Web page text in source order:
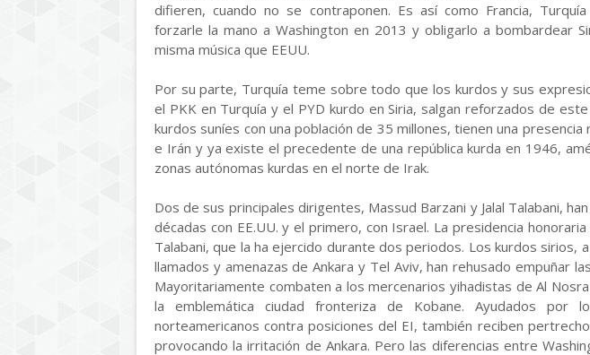
difieren, cuando no se contraponen. Es así como Francia,
forzarle la mano a Washington en 2013 y obligarlo a bombardear
misma música que EEUU.
Por su parte, Turquía teme sobre todo que los kurdos y sus
el PKK en Turquía y el PYD kurdo en Siria, salgan reforzados de
kurdos suníes con una población de 35 millones, tienen una presencia
e Irán y ya existe el precedente de una república kurda en 1946,
zonas autónomas kurdas en el norte de Irak.
Dos de sus principales dirigentes, Massud Barzani y Jalal Talabani,
décadas con EE.UU. y el primero, con Israel. La presidencia
Talabani, que la ha ejercido durante dos periodos. Los kurdos sirios,
llamados y amenazas de Ankara y Tel Aviv, han rehusado empuñar
Mayoritariamente combaten a los mercenarios yihadistas de Al
la emblemática ciudad fronteriza de Kobane. Ayudados por
norteamericanos contra posiciones del EI, también reciben
provocando la irritación de Ankara. Pero las diferencias entre